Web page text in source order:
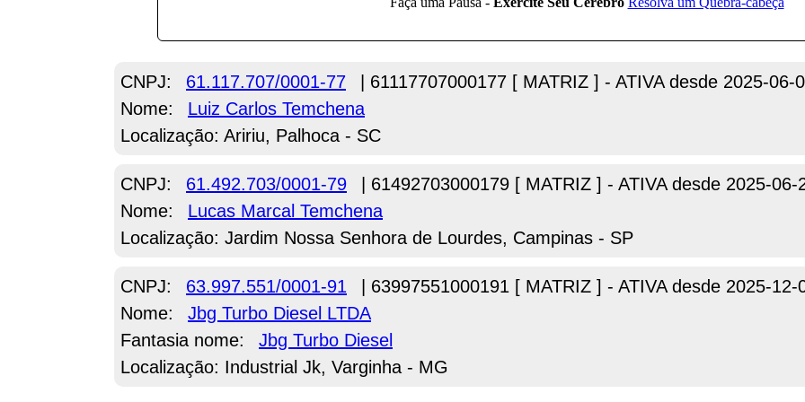
CNPJ: 61.117.707/0001-77
| 61117707000177 [ MATRIZ ] - ATIVA desde 2025-06-
Nome:
Luiz Carlos Temchena
Localização: Aririu, Palhoca - SC
CNPJ: 61.492.703/0001-79
| 61492703000179 [ MATRIZ ] - ATIVA desde 2025-06-
Nome:
Lucas Marcal Temchena
Localização: Jardim Nossa Senhora de Lourdes, Campinas - SP
CNPJ: 63.997.551/0001-91
| 63997551000191 [ MATRIZ ] - ATIVA desde 2025-12-
Nome:
Jbg Turbo Diesel LTDA
Fantasia nome:
Jbg Turbo Diesel
Localização: Industrial Jk, Varginha - MG